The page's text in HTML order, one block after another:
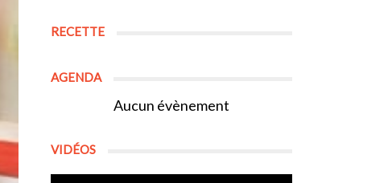
RECETTE
AGENDA
Aucun évènement
VIDÉOS